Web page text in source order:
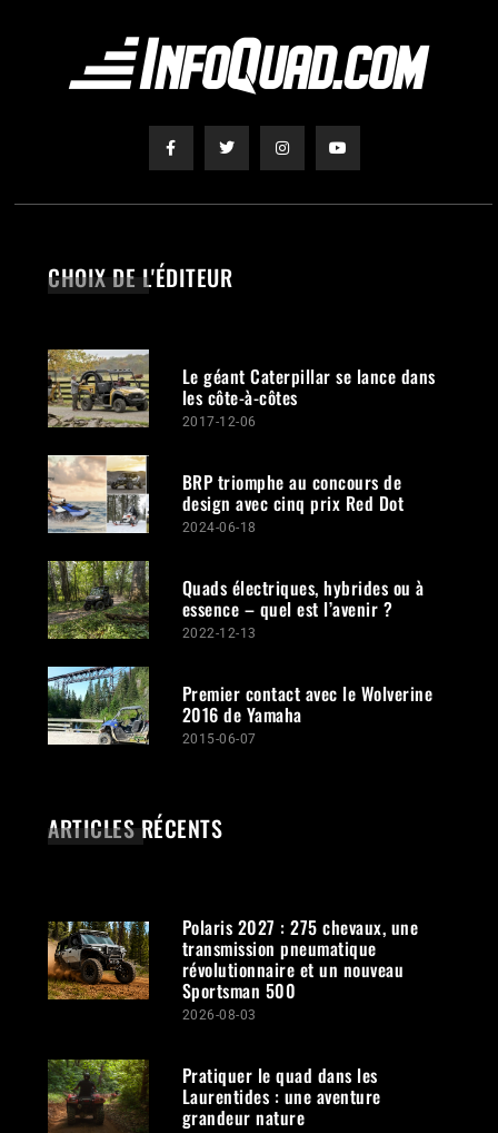
CHOIX DE L'ÉDITEUR
Le géant Caterpillar se lance dans
les côte-à-côtes
2017-12-06
BRP triomphe au concours de
design avec cinq prix Red Dot
2024-06-18
Quads électriques, hybrides ou à
essence – quel est l’avenir ?
2022-12-13
Premier contact avec le Wolverine
2016 de Yamaha
2015-06-07
ARTICLES RÉCENTS
Polaris 2027 : 275 chevaux, une
transmission pneumatique
révolutionnaire et un nouveau
Sportsman 500
2026-08-03
Pratiquer le quad dans les
Laurentides : une aventure
grandeur nature